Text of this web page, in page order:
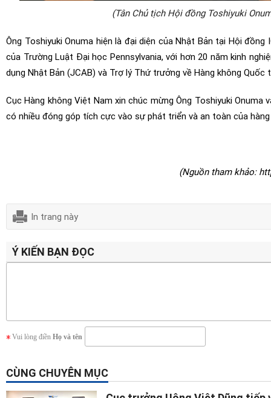
(Tân Chủ tịch Hội đồng Toshiyuki
Ông Toshiyuki Onuma hiện là đại diện của Nhật Bản tại Hội
của Trường Luật Đại học Pennsylvania, với hơn 20 năm kinh
dụng Nhật Bản (JCAB) và Trợ lý Thứ trưởng về Hàng không Quốc
Cục Hàng không Việt Nam xin chúc mừng Ông Toshiyuki
có nhiều đóng góp tích cực vào sự phát triển và an toàn của
(Nguồn tham khảo:
In trang này
Ý KIẾN BẠN ĐỌC
Vui lòng điền Họ và tên
CÙNG CHUYÊN MỤC